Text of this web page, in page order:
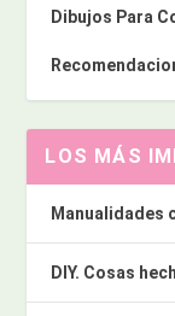
Dibujos Para
LOS MÁS
Manualidades
DIY. Cosas